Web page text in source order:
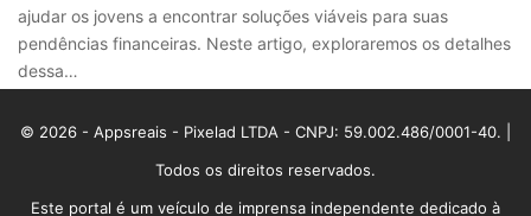
ajudar os jovens a encontrar soluções viáveis para suas
pendências financeiras. Neste artigo, exploraremos os detalhes
dessa…
© 2026 - Appsreais - Pixelad LTDA - CNPJ: 59.002.486/0001-40. |
Todos os direitos reservados.
Este portal é um veículo de imprensa independente dedicado à